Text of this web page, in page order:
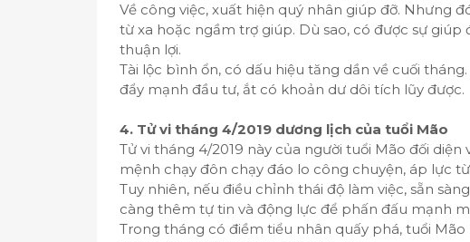
Về công việc, xuất hiện quý nhân giúp đỡ. Nhưng
từ xa hoặc ngầm trợ giúp. Dù sao, có được sự
thuận lợi.
Tài lộc bình ổn, có dấu hiệu tăng dần về cuối
đẩy mạnh đầu tư, ắt có khoản dư dôi tích lũy được.
4. Tử vi tháng 4/2019 dương lịch của tuổi Mão
Tử vi tháng 4/2019 này của người tuổi Mão đối
mệnh chạy đôn chạy đáo lo công chuyện, áp lực
Tuy nhiên, nếu điều chỉnh thái độ làm việc, sẵn
càng thêm tự tin và động lực để phấn đấu mạnh
Trong tháng có điềm tiểu nhân quấy phá, tuổi